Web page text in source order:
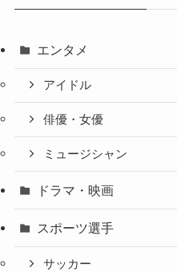
エンタメ
アイドル
俳優・女優
ミュージシャン
ドラマ・映画
スポーツ選手
サッカー